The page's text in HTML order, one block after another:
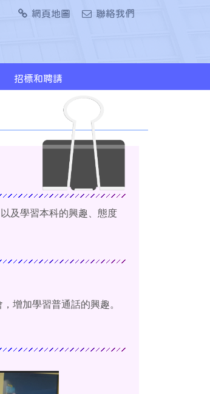
網頁地圖 聯絡我們
招標和聘請
及學習本科的興趣、態度
增加學習普通話的興趣。